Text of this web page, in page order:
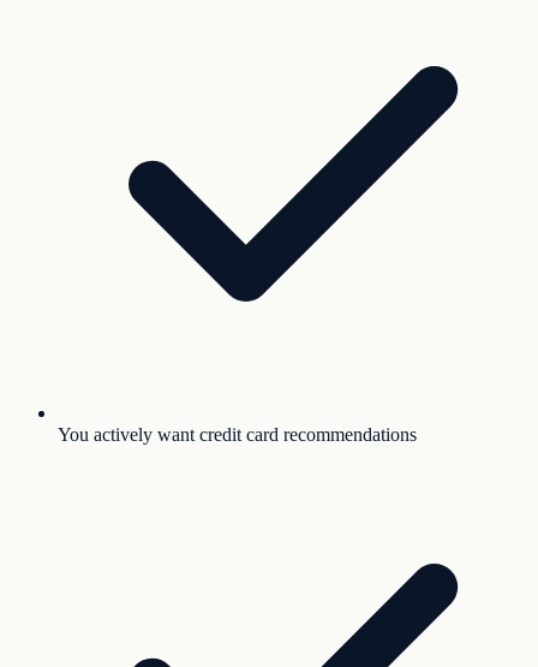
You actively want credit card recommendations